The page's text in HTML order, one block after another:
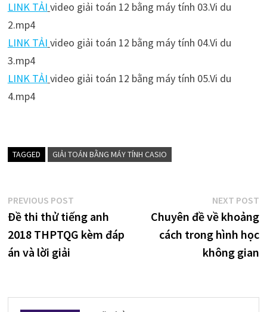
LINK TẢI video giải toán 12 bằng máy tính 03.Vi du
2.mp4
LINK TẢI video giải toán 12 bằng máy tính 04.Vi du
3.mp4
LINK TẢI video giải toán 12 bằng máy tính 05.Vi du
4.mp4
TAGGED GIẢI TOÁN BẰNG MÁY TÍNH CASIO
Điều
hướng
bài
PREVIOUS POSTPrevious
post:
Đề thi thử tiếng anh
2018 THPTQG kèm đáp
án và lời giải
NEXT POST
Chuyên đề về khoảng
cách trong hình học
không gian